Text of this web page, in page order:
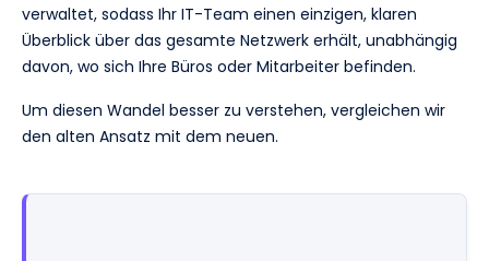
verwaltet, sodass Ihr IT-Team einen einzigen, klaren
Überblick über das gesamte Netzwerk erhält, unabhängig
davon, wo sich Ihre Büros oder Mitarbeiter befinden.
Um diesen Wandel besser zu verstehen, vergleichen wir
den alten Ansatz mit dem neuen.